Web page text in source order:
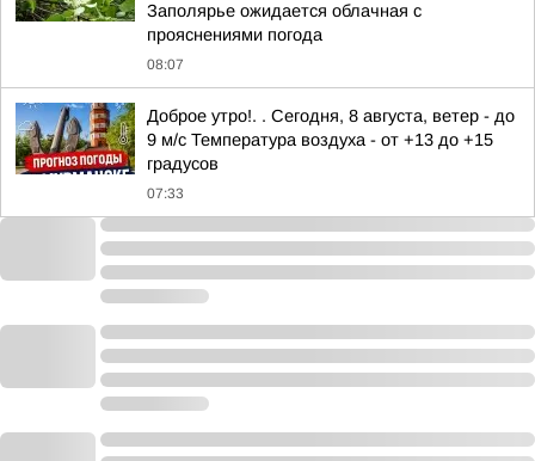
Заполярье ожидается облачная с
прояснениями погода
08:07
Доброе утро!. . Сегодня, 8 августа, ветер - до
9 м/с Температура воздуха - от +13 до +15
градусов
07:33